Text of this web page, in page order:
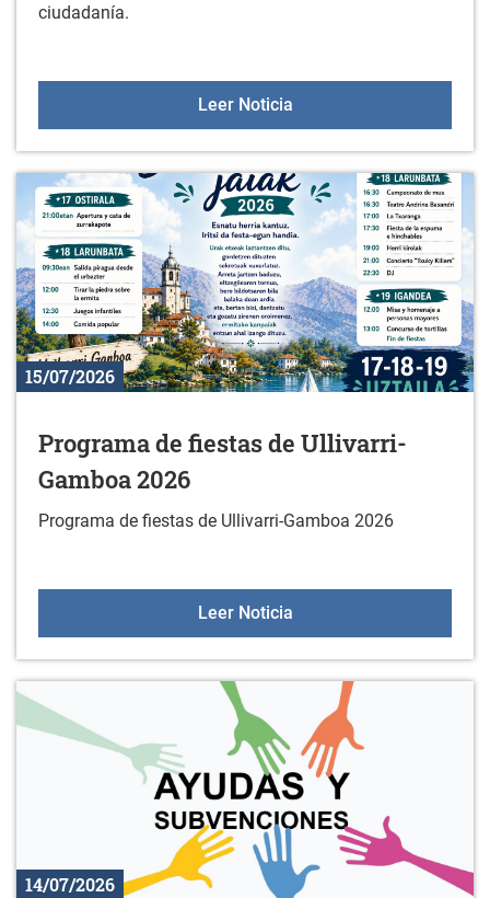
ciudadanía.
Leer NoticiaEncuesta ciudadana
15/07/2026
Programa de fiestas de Ullivarri-
Gamboa 2026
Programa de fiestas de Ullivarri-Gamboa 2026
Leer NoticiaPrograma de fiestas de
14/07/2026